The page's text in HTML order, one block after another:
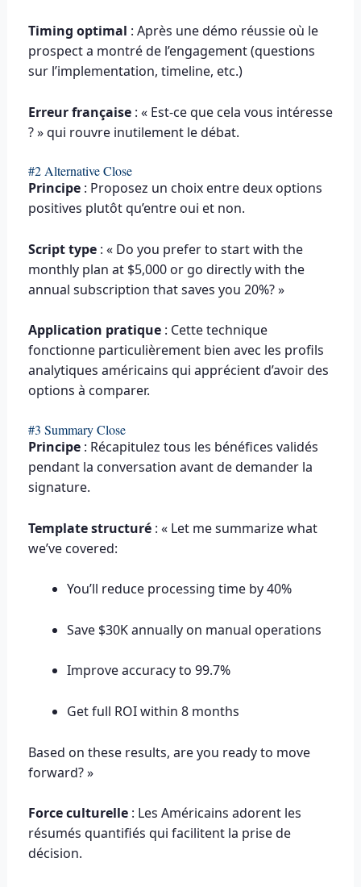
Timing optimal : Après une démo réussie où le
prospect a montré de l’engagement (questions
sur l’implementation, timeline, etc.)
Erreur française: « Est-ce que cela vous intéresse
? » qui rouvre inutilement le débat.
#2 Alternative Close
Principe : Proposez un choix entre deux options
positives plutôt qu’entre oui et non.
Script type: « Do you prefer to start with the
monthly plan at $5,000 or go directly with the
annual subscription that saves you 20%? »
Application pratique: Cette technique
fonctionne particulièrement bien avec les profils
analytiques américains qui apprécient d’avoir des
options à comparer.
#3 Summary Close
Principe: Récapitulez tous les bénéfices validés
pendant la conversation avant de demander la
signature.
Template structuré : « Let me summarize what
we’ve covered:
You’ll reduce processing time by 40%
Save $30K annually on manual operations
Improve accuracy to 99.7%
Get full ROI within 8 months
Based on these results, are you ready to move
forward? »
Force culturelle: Les Américains adorent les
résumés quantifiés qui facilitent la prise de
décision.